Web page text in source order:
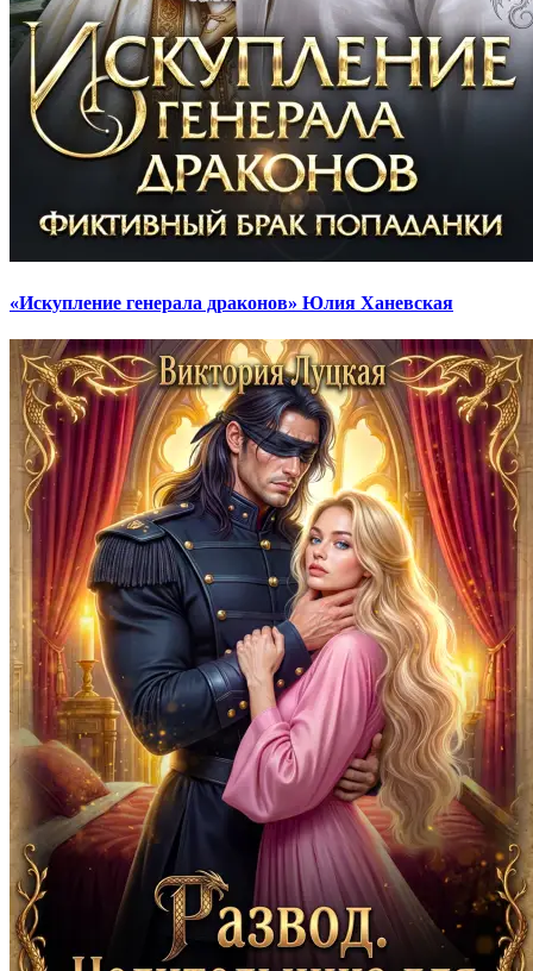
«Искупление генерала драконов» Юлия Ханевская